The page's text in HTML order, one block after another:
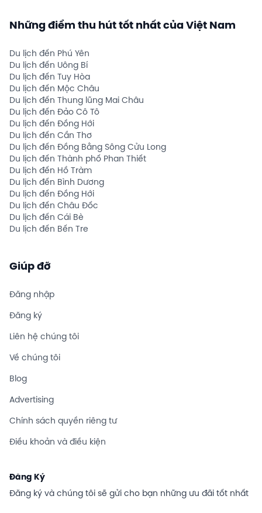
Những điểm thu hút tốt nhất của Việt Nam
Du lịch đến Phú Yên
Du lịch đến Uông Bí
Du lịch đến Tuy Hòa
Du lịch đến Mộc Châu
Du lịch đến Thung lũng Mai Châu
Du lịch đến Đảo Cô Tô
Du lịch đến Đồng Hới
Du lịch đến Cần Thơ
Du lịch đến Đồng Bằng Sông Cửu Long
Du lịch đến Thành phố Phan Thiết
Du lịch đến Hồ Tràm
Du lịch đến Bình Dương
Du lịch đến Đồng Hới
Du lịch đến Châu Đốc
Du lịch đến Cái Bè
Du lịch đến Bến Tre
Giúp đỡ
Đăng nhập
Đăng ký
Liên hệ chúng tôi
Về chúng tôi
Blog
Advertising
Chính sách quyền riêng tư
Điều khoản và điều kiện
Đăng Ký
Đăng ký và chúng tôi sẽ gửi cho bạn những ưu đãi tốt nhất